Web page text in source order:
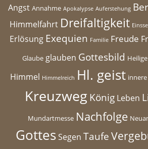
Angst Annahme Apokalypse Auferstehung
Himmelfahrt Dreifaltigkeit
Erlösung Exequien Familie Freude
Glaube glauben Gottesbild Heilige
Himmel Himmelreich Hl. geist
Kreuzweg König Leben
Mundartmesse Nachfolge
Gottes Segen Taufe